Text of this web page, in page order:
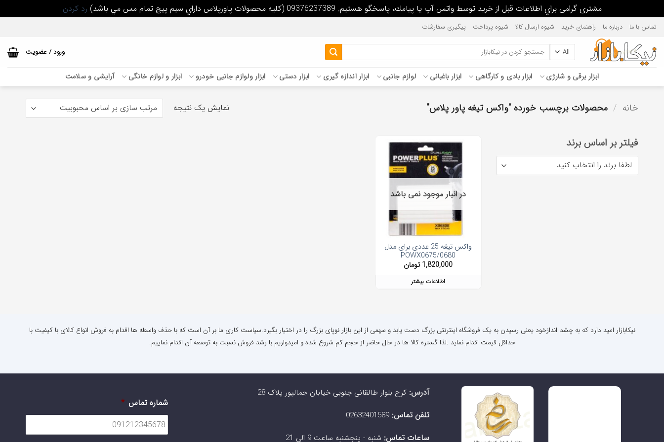
مشتری گرامی براي اطلاعات قبل از خريد توسط واتس آپ يا پيامك، پاسخگو هستيم. 09376237389 (كليه محصولات پاورپلاس داراي سيم پيچ تمام مس مي باشد)
رد کردن
Skip
content
تماس با ما درباره ما راهنمای خرید شیوه ارسال کالا شیوه پرداخت پیگیری سفارشات
جستجو
برای:
ورود / عضویت
ابزار برقی و شارژی ابزار بادی و کارگاهی ابزار باغبانی لوازم جانبی ابزار اندازه گیری ابزار دستی ابزار ولوازم جانبی خودرو ابزار و لوازم خانگی آرایشی و سلامت
خانه / محصولات برچسب خورده “واکس تیغه پاور پلاس” نمایش یک نتیجه
فیلتر بر اساس برند
در انبار موجود نمی باشد
واکس تیغه 25 عددی برای مدل
POWX0675/0680
1,820,000 تومان
اطلاعات بیشتر
نیکابازار امید دارد که به چشم اندازخود یعنی رسیدن به یک فروشگاه اینترنتی بزرگ دست یابد و سهمی از این بازار نوپای بزرگ را در اختیار بگیرد.سیاست کاری ما بر آن است که با حذف واسطه ها اقدام به فروش انواع کالای با کیفیت با
حداقل قیمت اقدام نماید .لذا گستره کالا ها در حال حاضر از حجم کم شروع شده و امیدواریم با رشد فروش نسبت به توسعه آن اقدام نماییم.
آدرس: کرج بلوار طالقانی جنوبی خیابان جمالپور پلاک 28
تلفن تماس: 02632401589
ساعات تماس: شنبه - پنجشنبه ساعت 9 الی 21
شماره تماس *